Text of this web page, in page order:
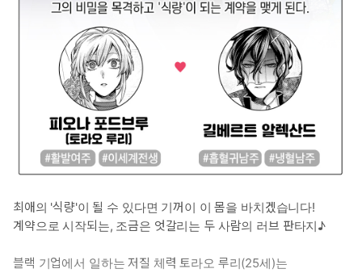
최애의 '식량'이 될 수 있다면 기꺼이 이 몸을 바치겠습니다!
계약으로 시작되는, 조금은 엇갈리는 두 사람의 러브 판타지♪
블랙 기업에서 일하는 저질 체력 토라오 루리(25세)는